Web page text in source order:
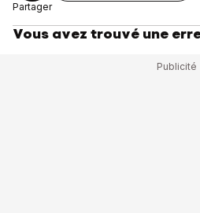
Partager
Vous avez trouvé une